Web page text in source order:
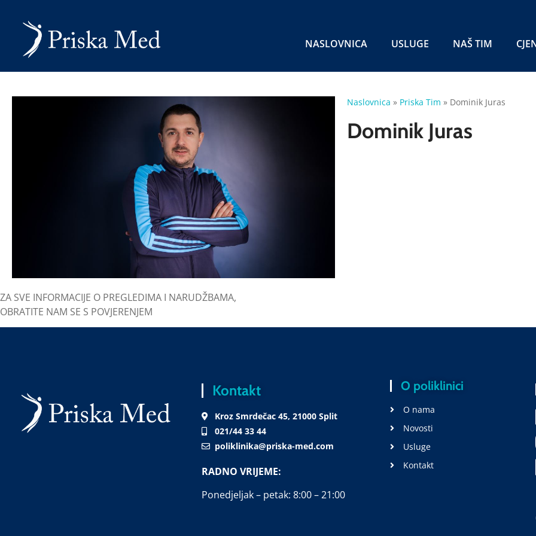
NASLOVNICA USLUGE NAŠ TIM
Naslovnica » Priska Tim » Dominik Juras
Dominik Juras
ZA SVE INFORMACIJE O PREGLEDIMA I NARUDŽBAMA,
OBRATITE NAM SE S POVJERENJEM
Kontakt
Kroz Smrdečac 45, 21000 Split
021/44 33 44
poliklinika@priska-med.com
RADNO VRIJEME:
Ponedjeljak – petak: 8:00 – 21:00
O poliklinici
O nama
Novosti
Usluge
Kontakt